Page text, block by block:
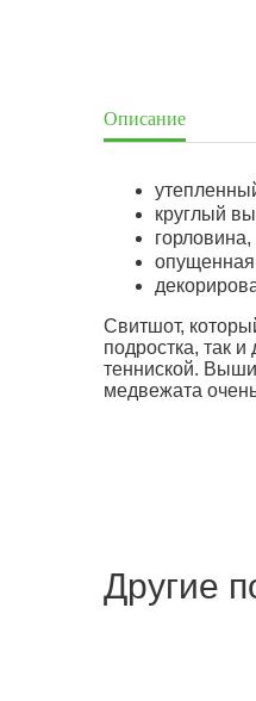
Описание
круглый
опущенная
Свитшот,
подростка, так
тенниской.
медвежата
Другие